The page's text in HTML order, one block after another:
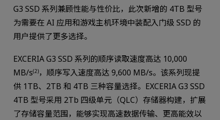
G3 SSD 系列兼顾性能与性价比，此次新增的 4TB 型号
为需要在 AI 应用和游戏主机环境中装配入门级 SSD 的
用户提供了更多选择。
EXCERIA G3 SSD 系列的顺序读取速度高达 10,000
MB/s(2)，顺序写入速度高达 9,600 MB/s。该系列现提
供 1TB、2TB 和 4TB 三种容量选择。EXCERIA G3 SSD
4TB 型号采用 2Tb 四级单元（QLC）存储器构建，扩展
了存储容量范围，能够实现高速数据传输、更高能效以